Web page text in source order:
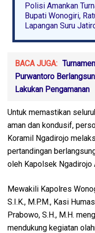
Polisi Amankan
Bupati Wonogiri,
Lapangan Suru
BACA JUGA:
Purwantoro
Lakukan Pengamanan
Untuk memastikan
aman dan kondusif,
Koramil Ngadirojo
pertandingan
oleh Kapolsek Ngadirojo
Mewakili Kapolres
S.I.K., M.P.M., Kasi
Prabowo, S.H., M.H.
mendukung kegiatan